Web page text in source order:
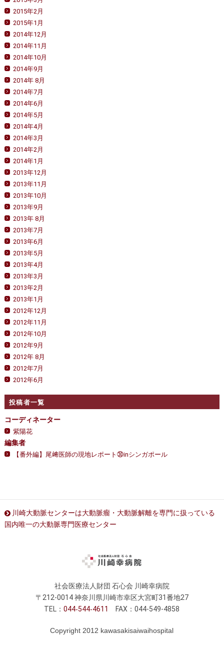
2015年2月
2015年1月
2014年12月
2014年11月
2014年10月
2014年9月
2014年 8月
2014年7月
2014年6月
2014年5月
2014年4月
2014年3月
2014年2月
2014年1月
2013年12月
2013年11月
2013年10月
2013年9月
2013年 8月
2013年7月
2013年6月
2013年5月
2013年4月
2013年3月
2013年2月
2013年1月
2012年12月
2012年11月
2012年10月
2012年9月
2012年 8月
2012年7月
2012年6月
投稿者一覧
コーディネーター
紫陽花
編集者
【番外編】尾﨑医師の現地レポート㉚inシンガポール
川崎大動脈センターは大動脈瘤・大動脈解離を専門に扱っている
国内唯一の大動脈専門医療センター
社会医療法人財団 石心会 川崎幸病院
〒212-0014 神奈川県川崎市幸区大宮町31番地27
TEL：044 544 4611 FAX：044-549-4858
Copyright 2012 kawasakisaiwaihospital